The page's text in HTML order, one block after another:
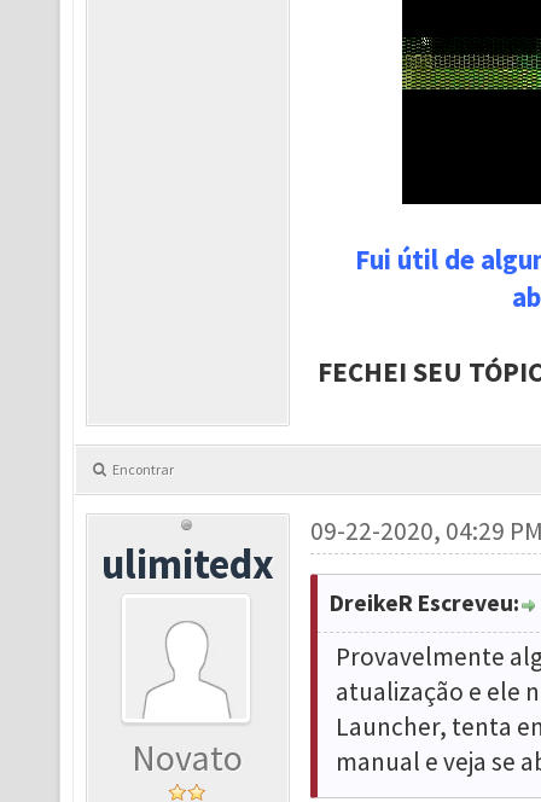
Fui útil de
FECHEI SEU
Encontrar
ulimitedx
Novato
09-22-2020, 04:29
DreikeR Escreveu:
Provavelmente
atualização e ele
Launcher, tenta
manual e veja se